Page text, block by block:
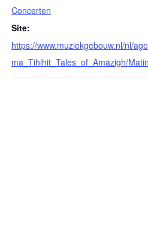
Concerten
Site:
https://www.muziekgebouw.nl/nl/
ma_Tihihit_Tales_of_Amazigh/